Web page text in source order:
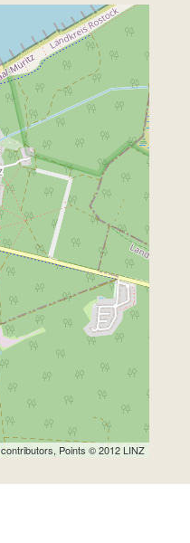
contributors, Points © 2012 LINZ